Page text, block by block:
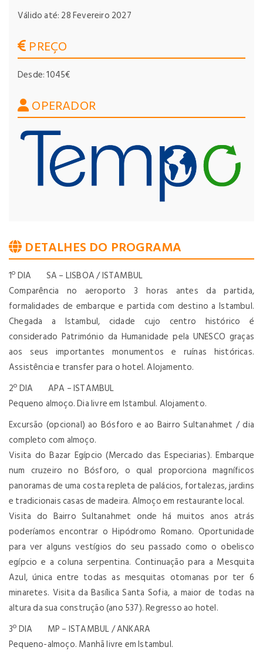
Válido até: 28 Fevereiro 2027
PREÇO
Desde: 1045€
OPERADOR
DETALHES DO PROGRAMA
1º DIA SA – LISBOA / ISTAMBUL
Comparência no aeroporto 3 horas antes da partida,
formalidades de embarque e partida com destino a Istambul.
Chegada a Istambul, cidade cujo centro histórico é
considerado Património da Humanidade pela UNESCO graças
aos seus importantes monumentos e ruínas históricas.
Assistência e transfer para o hotel. Alojamento.
2º DIA APA – ISTAMBUL
Pequeno almoço. Dia livre em Istambul. Alojamento.
Excursão (opcional) ao Bósforo e ao Bairro Sultanahmet / dia
completo com almoço.
Visita do Bazar Egípcio (Mercado das Especiarias). Embarque
num cruzeiro no Bósforo, o qual proporciona magníficos
panoramas de uma costa repleta de palácios, fortalezas, jardins
e tradicionais casas de madeira. Almoço em restaurante local.
Visita do Bairro Sultanahmet onde há muitos anos atrás
poderíamos encontrar o Hipódromo Romano. Oportunidade
para ver alguns vestígios do seu passado como o obelisco
egípcio e a coluna serpentina. Continuação para a Mesquita
Azul, única entre todas as mesquitas otomanas por ter 6
minaretes. Visita da Basílica Santa Sofia, a maior de todas na
altura da sua construção (ano 537). Regresso ao hotel.
3º DIA MP – ISTAMBUL / ANKARA
Pequeno-almoço. Manhã livre em Istambul.